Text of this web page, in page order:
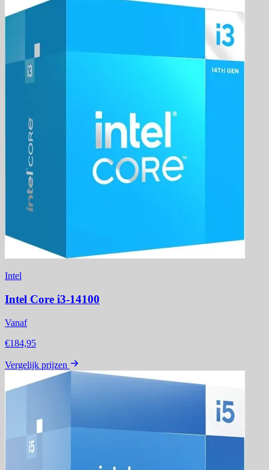
Intel
Intel Core i3-14100
Vanaf
€184,95
Vergelijk prijzen